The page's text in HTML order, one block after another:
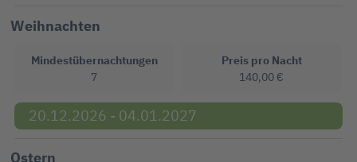
Weihnachten
Mindestübernachtungen
7
Preis pro Nacht
140,00 €
20.12.2026 - 04.01.2027
Ostern